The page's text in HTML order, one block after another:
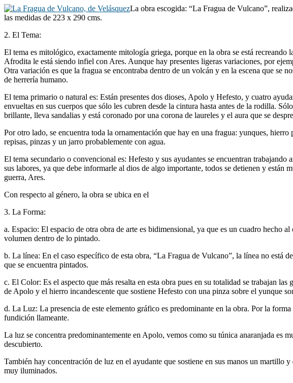
La obra escogida: “La Fragua de Vulcano”,
las medidas de 223 x 290 cms.
2. El Tema:
El tema es mitológico, exactamente mitología griega, porque en la obra se está
Afrodita le está siendo infiel con Ares. Aunque hay presentes ligeras variaciones, por
Otra variación es que la fragua se encontraba dentro de un volcán y en la escena que se
de herrería humano.
El tema primario o natural es: Están presentes dos dioses, Apolo y Hefesto, y cuatro
envueltas en sus cuerpos que sólo les cubren desde la cintura hasta antes de la rodilla.
brillante, lleva sandalias y está coronado por una corona de laureles y el aura que se
Por otro lado, se encuentra toda la ornamentación que hay en una fragua: yunques,
repisas, pinzas y un jarro probablemente con agua.
El tema secundario o convencional es: Hefesto y sus ayudantes se encuentran
sus labores, ya que debe informarle al dios de algo importante, todos se detienen y
guerra, Ares.
Con respecto al género, la obra se ubica en el
3. La Forma:
a. Espacio: El espacio de otra obra de arte es bidimensional, ya que es un cuadro hecho
volumen dentro de lo pintado.
b. La línea: En el caso específico de esta obra, “La Fragua de Vulcano”, la línea no está
que se encuentra pintados.
c. El Color: Es el aspecto que más resalta en esta obra pues en su totalidad se trabajan
de Apolo y el hierro incandescente que sostiene Hefesto con una pinza sobre el yunque
d. La Luz: La presencia de este elemento gráfico es predominante en la obra. Por la
fundición llameante.
La luz se concentra predominantemente en Apolo, vemos como su túnica anaranjada es
descubierto.
También hay concentración de luz en el ayudante que sostiene en sus manos un martillo
muy iluminados.